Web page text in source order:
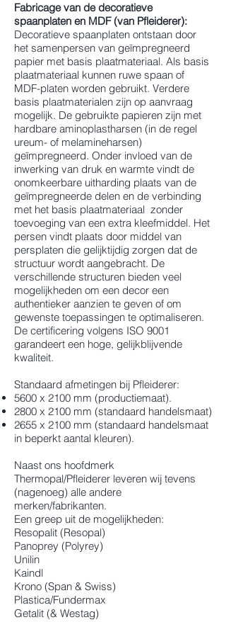
Fabricage van de decoratieve
spaanplaten en MDF (van Pfleiderer):
Decoratieve spaanplaten ontstaan door
het samenpersen van geïmpregneerd
papier met basis plaatmateriaal. Als basis
plaatmateriaal kunnen ruwe spaan of
MDF-platen worden gebruikt. Verdere
basis plaatmaterialen zijn op aanvraag
mogelijk. De gebruikte papieren zijn met
hardbare aminoplastharsen (in de regel
ureum- of melamineharsen)
geïmpregneerd. Onder invloed van de
inwerking van druk en warmte vindt de
onomkeerbare uitharding plaats van de
geïmpregneerde delen en de verbinding
met het basis plaatmateriaal zonder
toevoeging van een extra kleefmiddel. Het
persen vindt plaats door middel van
persplaten die gelijktijdig zorgen dat de
structuur wordt aangebracht. De
verschillende structuren bieden veel
mogelijkheden om een decor een
authentieker aanzien te geven of om
gewenste toepassingen te optimaliseren.
De certificering volgens ISO 9001
garandeert een hoge, gelijkblijvende
kwaliteit.
Standaard afmetingen bij Pfleiderer:
5600 x 2100 mm (productiemaat).
2800 x 2100 mm (standaard handelsmaat)
2655 x 2100 mm (standaard handelsmaat
in beperkt aantal kleuren).
Naast ons hoofdmerk
Thermopal/Pfleiderer leveren wij tevens
(nagenoeg) alle andere
merken/fabrikanten.
Een greep uit de mogelijkheden:
Resopalit (Resopal)
Panoprey (Polyrey)
Unilin
Kaindl
Krono (Span & Swiss)
Plastica/Fundermax
Getalit (& Westag)